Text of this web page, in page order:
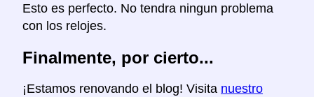
Esto es perfecto. No tendra ningun problema
con los relojes.
Finalmente, por cierto...
¡Estamos renovando el blog! Visita nuestro